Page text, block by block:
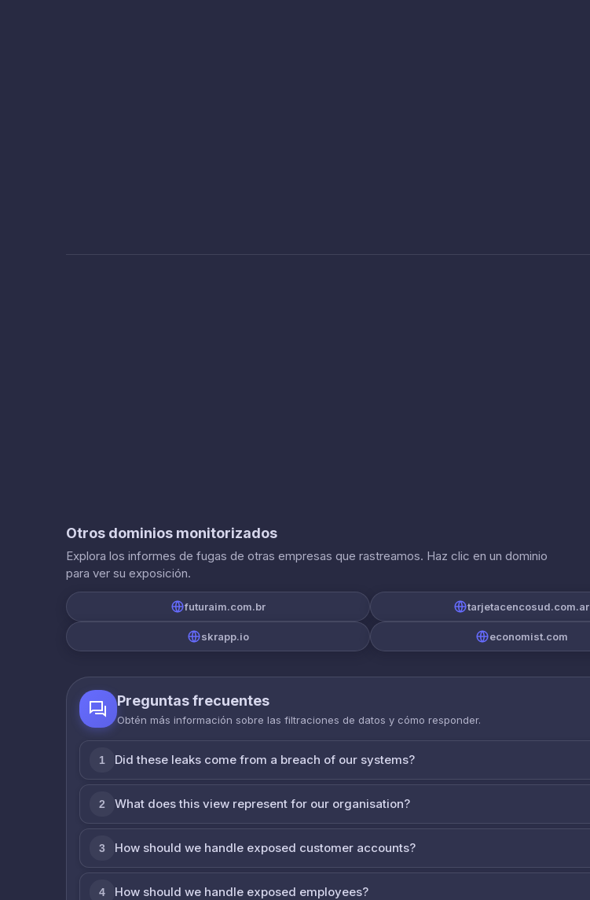
Otros dominios monitorizados
Explora los informes de fugas de otras empresas que rastreamos. Haz clic en un dominio
para ver su exposición.
futuraim.com.br tarjetacencosud.com.ar
skrapp.io economist.com
Preguntas frecuentes
Obtén más información sobre las filtraciones de datos y cómo responder.
1 Did these leaks come from a breach of our systems?
2 What does this view represent for our organisation?
3 How should we handle exposed customer accounts?
4 How should we handle exposed employees?